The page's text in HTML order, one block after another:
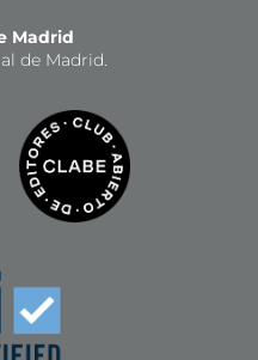
Madrid
de Madrid.